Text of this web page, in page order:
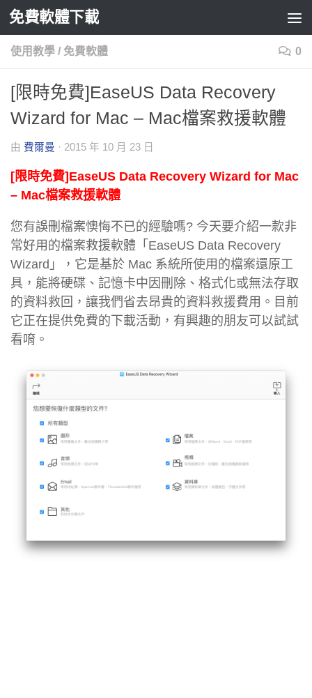
Skip to content
免費軟體下載
使用教學 / 免費軟體 0
[限時免費]EaseUS Data Recovery
Wizard for Mac – Mac檔案救援軟體
由 費爾曼 · 2015 年 10 月 23 日
[限時免費]EaseUS Data Recovery Wizard for Mac
– Mac檔案救援軟體
您有誤刪檔案懊悔不已的經驗嗎? 今天要介紹一款非
常好用的檔案救援軟體「EaseUS Data Recovery
Wizard」，它是基於 Mac 系統所使用的檔案還原工
具，能將硬碟、記憶卡中因刪除、格式化或無法存取
的資料救回，讓我們省去昂貴的資料救援費用。目前
它正在提供免費的下載活動，有興趣的朋友可以試試
看唷。